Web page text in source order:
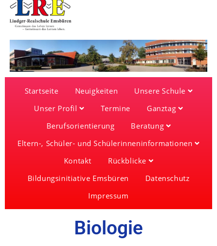
Startseite Neuigkeiten
Unsere Schule
Unser Profil
Termine
Ganztag
Berufsorientierung
Beratung
Eltern-, Schüler- und Schülerinneninformationen
Kontakt
Rückblicke
Bildungsinitiative Emsbüren
Datenschutz
Impressum
Biologie